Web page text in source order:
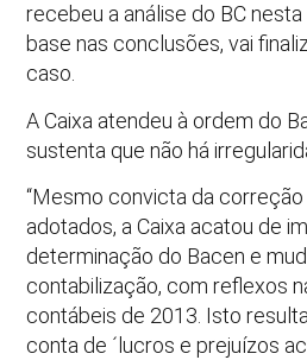
recebeu a análise do BC
base nas conclusões, vai
caso.
A Caixa atendeu à ordem do
sustenta que não há
“Mesmo convicta da
adotados, a Caixa acatou de
determinação do Bacen e
contabilização, com reflexos
contábeis de 2013. Isto
conta de ´lucros e prejuízos